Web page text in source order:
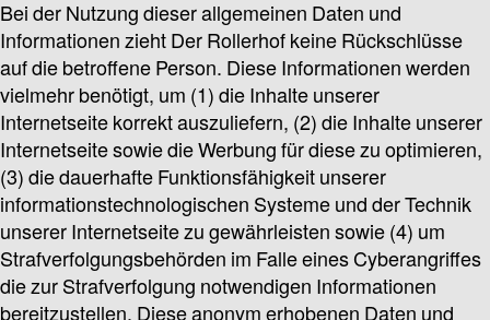
Bei der Nutzung dieser allgemeinen Daten und
Informationen zieht Der Rollerhof keine Rückschlüsse
auf die betroffene Person. Diese Informationen werden
vielmehr benötigt, um (1) die Inhalte unserer
Internetseite korrekt auszuliefern, (2) die Inhalte unserer
Internetseite sowie die Werbung für diese zu optimieren,
(3) die dauerhafte Funktionsfähigkeit unserer
informationstechnologischen Systeme und der Technik
unserer Internetseite zu gewährleisten sowie (4) um
Strafverfolgungsbehörden im Falle eines Cyberangriffes
die zur Strafverfolgung notwendigen Informationen
bereitzustellen. Diese anonym erhobenen Daten und